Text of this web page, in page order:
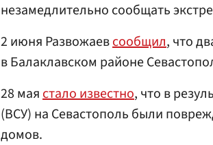
незамедлительно сообщать
2 июня Развожаевсообщил, что
в Балаклавском районе
28 маястало известно, что в
(ВСУ) на Севастополь были
домов.